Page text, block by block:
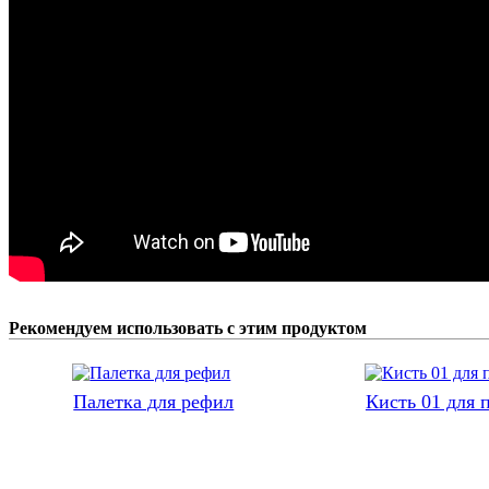
Рекомендуем использовать с этим продуктом
Палетка для рефил Кисть 01 для